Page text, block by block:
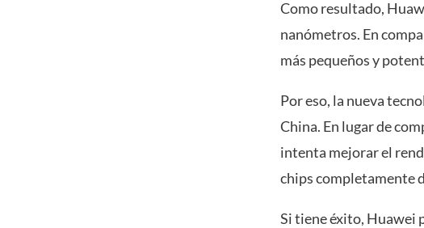
Como resultado,
nanómetros. En
más pequeños y
Por eso, la nueva
China. En lugar de
intenta mejorar el
chips completamente
Si tiene éxito, Huawei